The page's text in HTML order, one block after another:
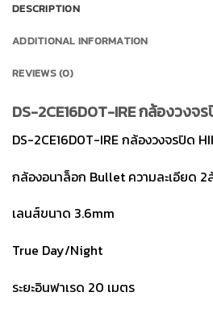
DESCRIPTION
ADDITIONAL INFORMATION
REVIEWS (0)
DS-2CE16D0T-IRE กล้องวงจร
DS-2CE16D0T-IRE กล้องวงจรปิด
กล้องอนาล็อก Bullet ความละเอียด 2
เลนส์ขนาด 3.6mm
True Day/Night
ระยะอินฟาเรด 20 เมตร